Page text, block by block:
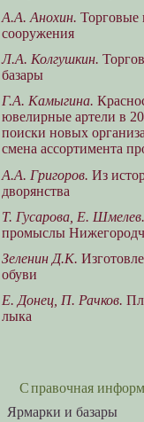
А.А. Анохин. Торговые
сооружения
Л.А. Колгушкин.
базары
Г.А. Камыгина.
ювелирные артели в
поиски новых
смена ассортимента
А.А. Григоров. Из
дворянства
Т. Гусарова, Е. Шмелев.
промыслы
Зеленин Д.К.
обуви
Е. Донец, П. Рачков.
лыка
Справочная
Ярмарки и базары